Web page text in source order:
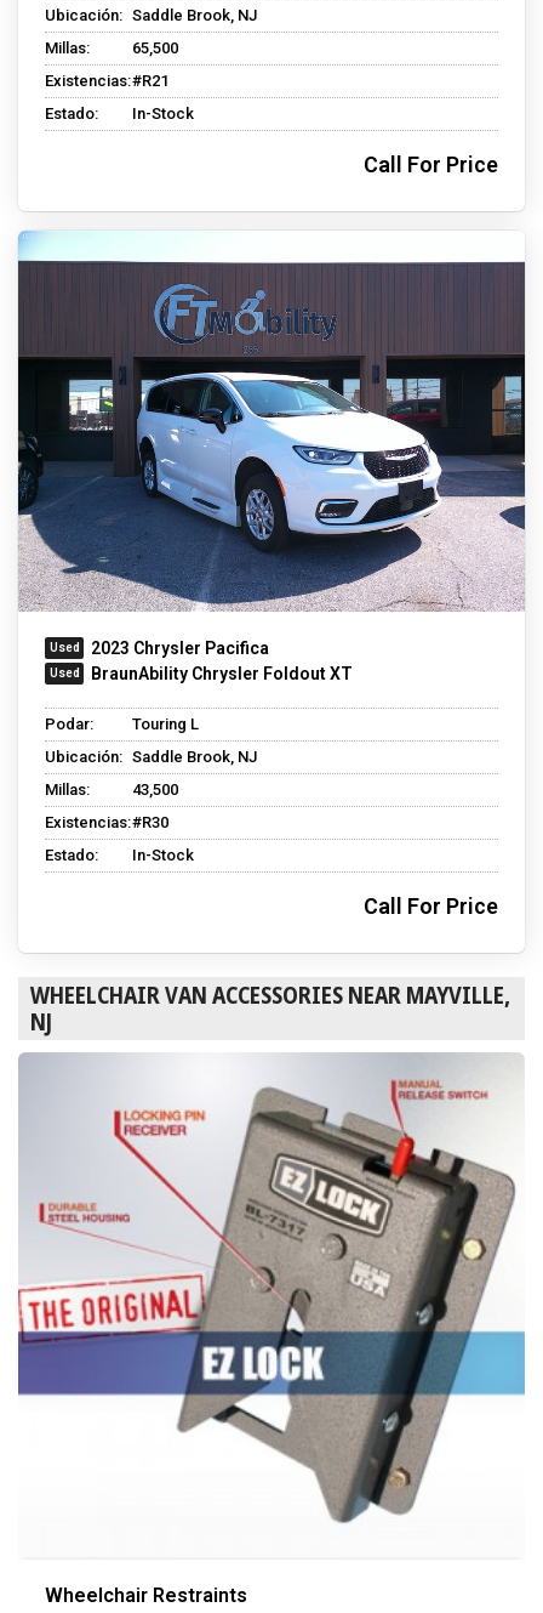
Ubicación: Saddle Brook, NJ
Millas:
65,500
Existencias:#R21
Estado:
In-Stock
Call For Price
2023 Chrysler Pacifica
BraunAbility Chrysler Foldout XT
Podar:
Touring L
Ubicación: Saddle Brook, NJ
Millas:
43,500
Existencias:#R30
Estado:
In-Stock
Call For Price
WHEELCHAIR VAN ACCESSORIES NEAR MAYVILLE,
NJ
Wheelchair Restraints